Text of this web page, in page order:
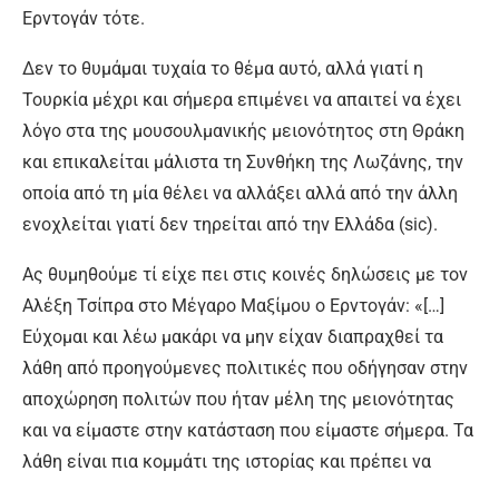
Ερντογάν τότε.
Δεν το θυμάμαι τυχαία το θέμα αυτό, αλλά γιατί η
Τουρκία μέχρι και σήμερα επιμένει να απαιτεί να έχει
λόγο στα της μουσουλμανικής μειονότητος στη Θράκη
και επικαλείται μάλιστα τη Συνθήκη της Λωζάνης, την
οποία από τη μία θέλει να αλλάξει αλλά από την άλλη
ενοχλείται γιατί δεν τηρείται από την Ελλάδα (sic).
Ας θυμηθούμε τί είχε πει στις κοινές δηλώσεις με τον
Αλέξη Τσίπρα στο Μέγαρο Μαξίμου ο Ερντογάν: «[…]
Εύχομαι και λέω μακάρι να μην είχαν διαπραχθεί τα
λάθη από προηγούμενες πολιτικές που οδήγησαν στην
αποχώρηση πολιτών που ήταν μέλη της μειονότητας
και να είμαστε στην κατάσταση που είμαστε σήμερα. Τα
λάθη είναι πια κομμάτι της ιστορίας και πρέπει να